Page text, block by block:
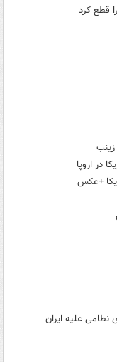
قطع کرد
در اروپا
نظامی علیه ایران